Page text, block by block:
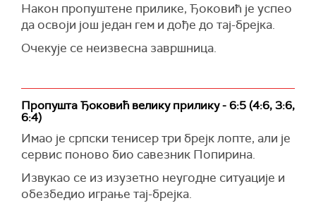
Након пропуштене прилике, Ђоковић је успео
да освоји још један гем и дође до тај-брејка.
Очекује се неизвесна завршница.
Пропушта Ђоковић велику прилику - 6:5 (4:6, 3:6,
6:4)
Имао је српски тенисер три брејк лопте, али је
сервис поново био савезник Попирина.
Извукао се из изузетно неугодне ситуације и
обезбедио играње тај-брејка.